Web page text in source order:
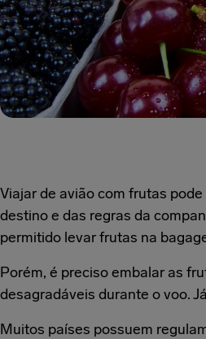
Viajar de avião com frutas
destino e das regras da
permitido levar frutas na
Porém, é preciso embalar as
desagradáveis durante o voo.
Muitos países possuem